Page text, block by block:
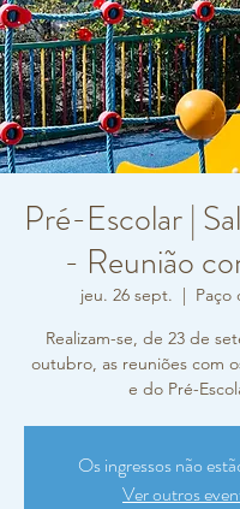
Pré-Escolar |
- Reunião
jeu. 26 sept.
  |
Paço
Realizam-se, de 23 de
outubro, as reuniões com
e do Pré-
Os ingressos não
Ver outros